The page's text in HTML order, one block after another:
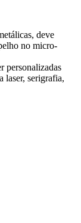
deve
no micro-
personalizadas
laser, serigrafia,